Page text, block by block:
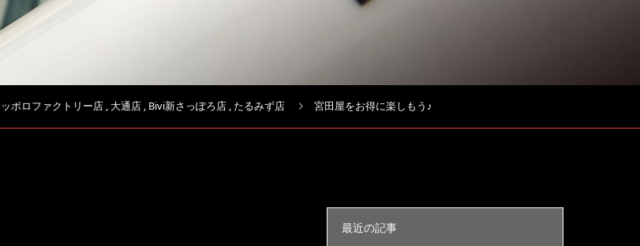
ポロファクトリー店 , 大通店 , Bivi新さっぽろ店 , たるみず店 宮田屋をお得に楽しもう♪
最近の記事